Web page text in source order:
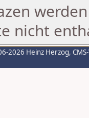
nicht
2026 Heinz Herzog,